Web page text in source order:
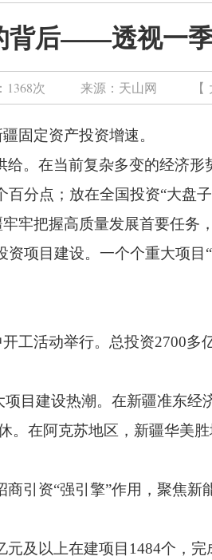
背后——透视一
1368次 来源： 天山网 【
固定资产投资增速。
。在当前复杂多变的经济
分点；放在全国投资“大盘
牢把握高质量发展首要任
项目建设。一个个重大项
工活动举行。总投资2700
目建设热潮。在新疆准东
。在阿克苏地区，新疆华美
引资“强引擎”作用，聚焦
及以上在建项目1484个，